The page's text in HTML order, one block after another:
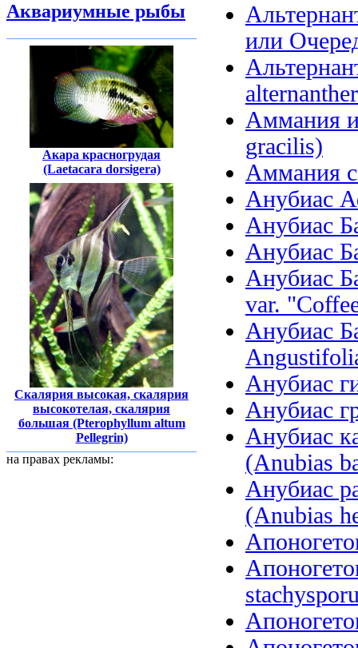
Аквариумные рыбы
Акара красногрудая
(Laetacara dorsigera)
Скалярия высокая, скалярия
высокотелая, скалярия
большая (Pterophyllum altum
Pellegrin)
на правах рекламы:
или
Аммания
gracilis)
Аммания
Анубиас
Анубиас
Анубиас
Анубиас
var.
Анубиас
Анубиас
Анубиас
Анубиас
(Anubias
Анубиас
(Anubias